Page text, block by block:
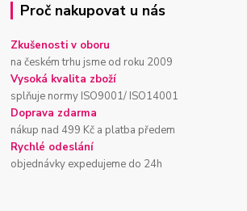
Proč nakupovat u nás
Zkušenosti v oboru
na českém trhu jsme od roku 2009
Vysoká kvalita zboží
splňuje normy ISO9001/ ISO14001
Doprava zdarma
nákup nad 499 Kč a platba předem
Rychlé odeslání
objednávky expedujeme do 24h